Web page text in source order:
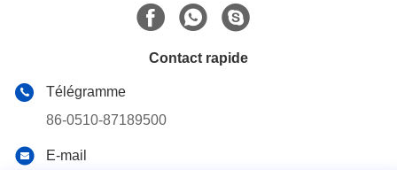
Contact rapide
Télégramme
86-0510-87189500
E-mail